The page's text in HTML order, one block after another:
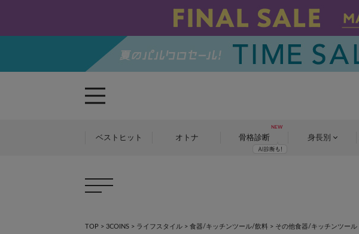
ベストヒット オトナ 骨格診断 身長別
TOP > 3COINS > ライフスタイル > 食器/キッチンツール/飲料 > その他食器/キッチンツール